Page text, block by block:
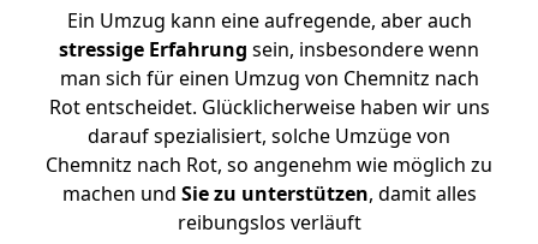
Ein Umzug kann eine aufregende, aber auch
stressige Erfahrung sein, insbesondere wenn
man sich für einen Umzug von Chemnitz nach
Rot entscheidet. Glücklicherweise haben wir uns
darauf spezialisiert, solche Umzüge von
Chemnitz nach Rot, so angenehm wie möglich zu
machen und Sie zu unterstützen, damit alles
reibungslos verläuft